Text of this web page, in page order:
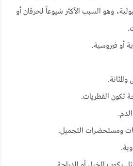
وهو السبب الأكثر شيوعاً لحرقان أو
أو فيروسية.
تكون الفطريات.
ومستحضرات التجميل.